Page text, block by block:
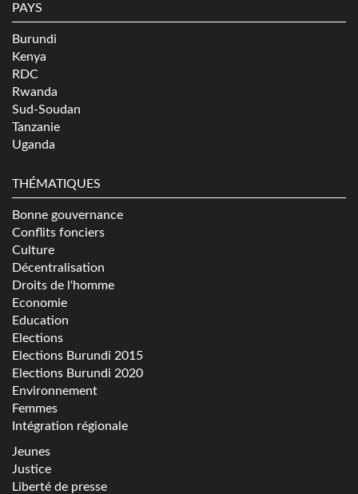
PAYS
Burundi
Kenya
RDC
Rwanda
Sud-Soudan
Tanzanie
Uganda
THÉMATIQUES
Bonne gouvernance
Conflits fonciers
Culture
Décentralisation
Droits de l'homme
Economie
Education
Elections
Elections Burundi 2015
Elections Burundi 2020
Environnement
Femmes
Intégration régionale
Jeunes
Justice
Liberté de presse